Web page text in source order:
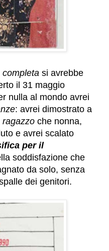
completa si avrebbe
il 31 maggio
nulla al mondo avrei
: avrei dimostrato a
ragazzo che nonna,
e avrei scalato
per il
soddisfazione che
da solo, senza
dei genitori.